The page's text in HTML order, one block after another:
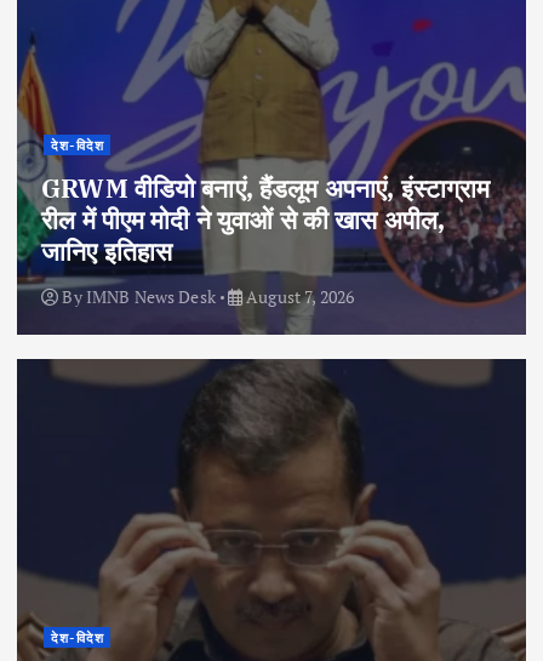
देश-विदेश
GRWM वीडियो बनाएं, हैंडलूम अपनाएं, इंस्टाग्राम
रील में पीएम मोदी ने युवाओं से की खास अपील,
जानिए इतिहास
By IMNB News Desk August 7, 2026
देश-विदेश